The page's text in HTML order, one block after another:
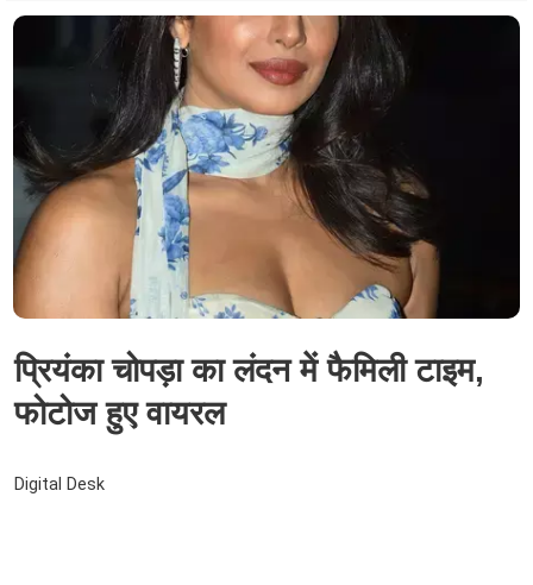
प्रियंका चोपड़ा का लंदन में फैमिली टाइम,
फोटोज हुए वायरल
Digital Desk